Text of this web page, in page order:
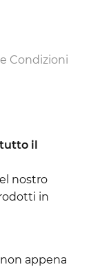
Condizioni
il
nostro
in
appena